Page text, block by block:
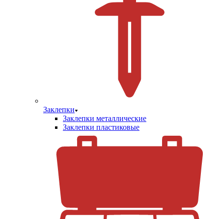
Заклепки
Заклепки металлические
Заклепки пластиковые